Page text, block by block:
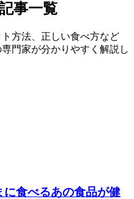
事一覧
方法、正しい食べ方など
門家が分かりやすく解説し
に食べるあの食品が健